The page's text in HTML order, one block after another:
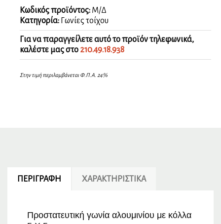
5
ποσότητα
Κωδικός προϊόντος: Μ/Δ
Κατηγορία:
Γωνίες τοίχου
Για να παραγγείλετε αυτό το προϊόν τηλεφωνικά,
καλέστε μας στο 210.49.18.938
Στην τιμή περιλαμβάνεται Φ.Π.Α. 24%
ΠΕΡΙΓΡΑΦΉ ΧΑΡΑΚΤΗΡΙΣΤΙΚΆ
Προστατευτική γωνία αλουμινίου με κόλλα